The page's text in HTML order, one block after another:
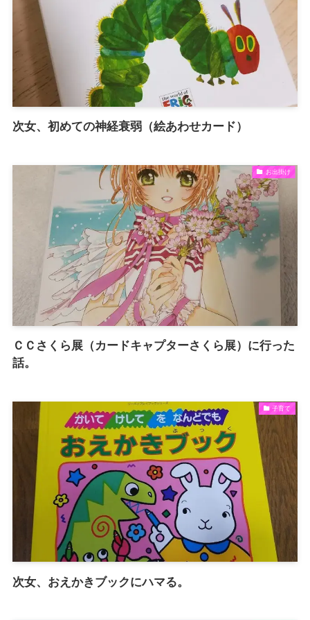
次女、初めての神経衰弱（絵あわせカード）
お出掛け
ＣＣさくら展（カードキャプターさくら展）に行った
話。
子育て
次女、おえかきブックにハマる。